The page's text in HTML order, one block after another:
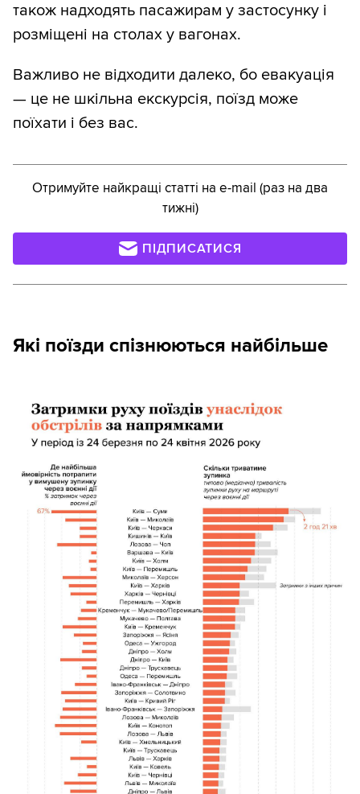
також надходять пасажирам у застосунку і
розміщені на столах у вагонах.
Важливо не відходити далеко, бо евакуація
— це не шкільна екскурсія, поїзд може
поїхати і без вас.
Отримуйте найкращі статті на e-mail (раз на два
тижні)
ПІДПИСАТИСЯ
Які поїзди спізнюються найбільше